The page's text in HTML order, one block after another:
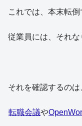
これでは、本末転倒
従業員には、それな
それを確認するのは
転職会議や